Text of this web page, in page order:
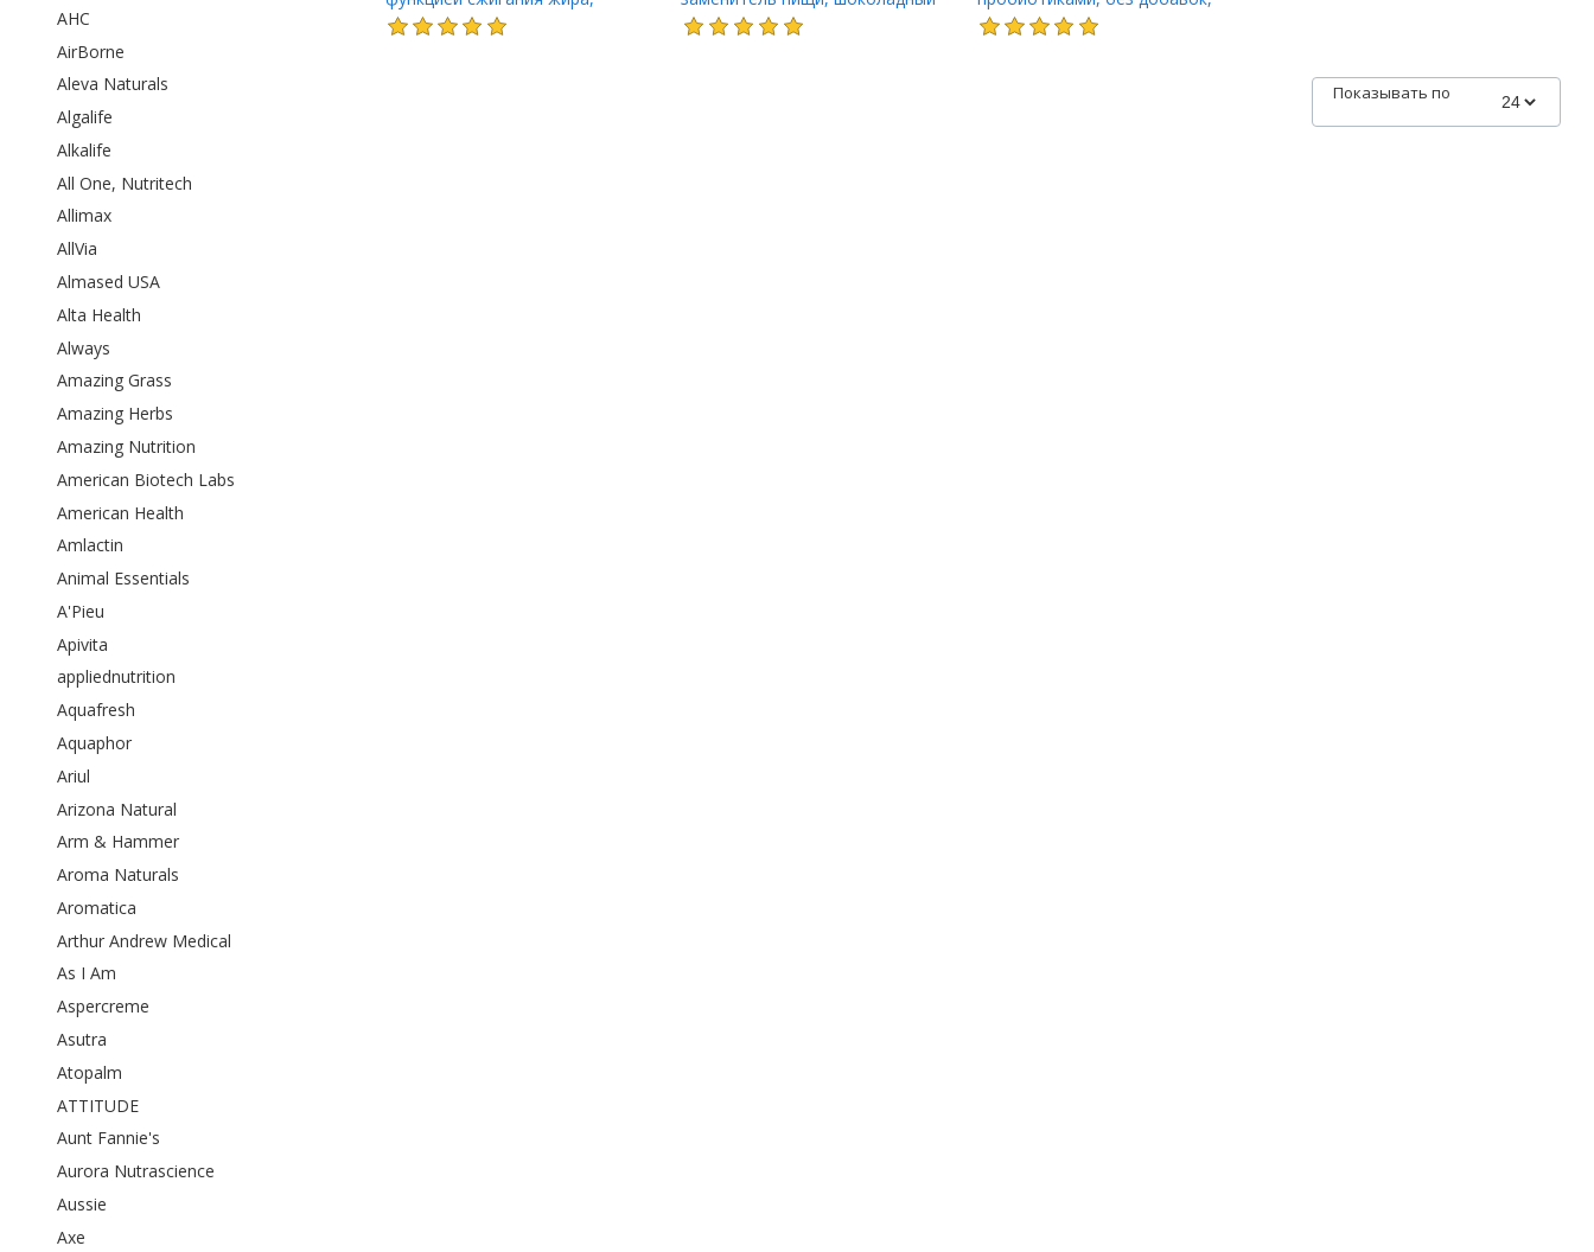
AHC
AirBorne
Aleva Naturals
Algalife
Alkalife
All One, Nutritech
Allimax
AllVia
Almased USA
Alta Health
Always
Amazing Grass
Amazing Herbs
Amazing Nutrition
American Biotech Labs
American Health
Amlactin
Animal Essentials
A'Pieu
Apivita
appliednutrition
Aquafresh
Aquaphor
Ariul
Arizona Natural
Arm & Hammer
Aroma Naturals
Aromatica
Arthur Andrew Medical
As I Am
Aspercreme
Asutra
Atopalm
ATTITUDE
Aunt Fannie's
Aurora Nutrascience
Aussie
Axe
Печенье и сливки, 1,0 фунт (450 г)
молочный коктейль, 1,0 фунт (450
г)
358,2 г (12,64 унции)
Показывать по